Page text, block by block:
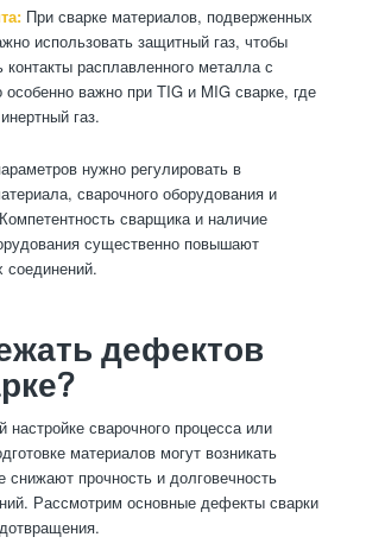
При сварке материалов, подверженных
использовать защитный газ, чтобы
контакты расплавленного металла с
важно при TIG и MIG сварке, где
газ.
нужно регулировать в
сварочного оборудования и
сварщика и наличие
существенно повышают
соединений.
дефектов
настройке сварочного процесса или
материалов могут возникать
снижают прочность и долговечность
Рассмотрим основные дефекты сварки